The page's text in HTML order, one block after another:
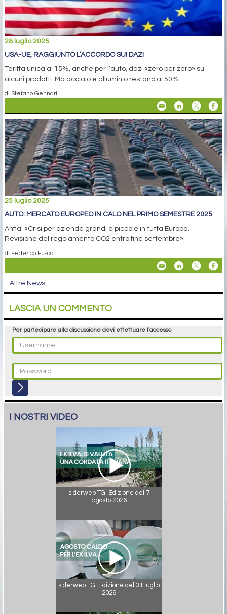
28 luglio 2025
USA-UE, RAGGIUNTO L’ACCORDO SUI DAZI
Tariffa unica al 15%, anche per l’auto, dazi «zero per zero» su
alcuni prodotti. Ma acciaio e alluminio restano al 50%
di Stefano Gennari
25 luglio 2025
AUTO: MERCATO EUROPEO IN CALO NEL PRIMO SEMESTRE 2025
Anfia: «Crisi per aziende grandi e piccole in tutta Europa.
Revisione del regolamento CO2 entro fine settembre»
di Federico Fusca
Altre News
LASCIA UN COMMENTO
Per partecipare alla discussione devi effettuare l'accesso
I NOSTRI VIDEO
siderweb TG. Edizione del 7
agosto 2026
siderweb TG. Edizione del 31 luglio
2026